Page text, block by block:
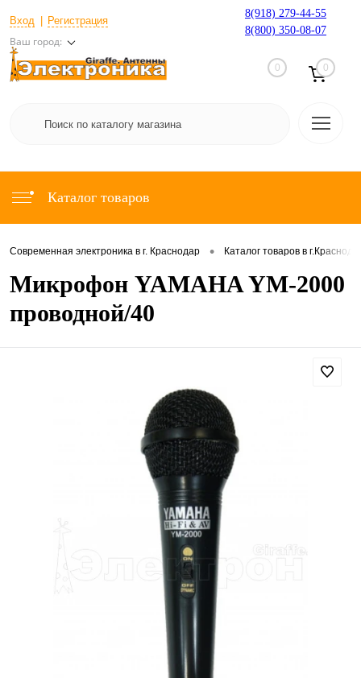
Вход Регистрация
Ваш город:
8(918) 279-44-55
8(800) 350-08-07
0 0
Каталог товаров
Современная электроника в г. Краснодар • Каталог товаров в
Микрофон YAMAHA YM-2000
проводной/40